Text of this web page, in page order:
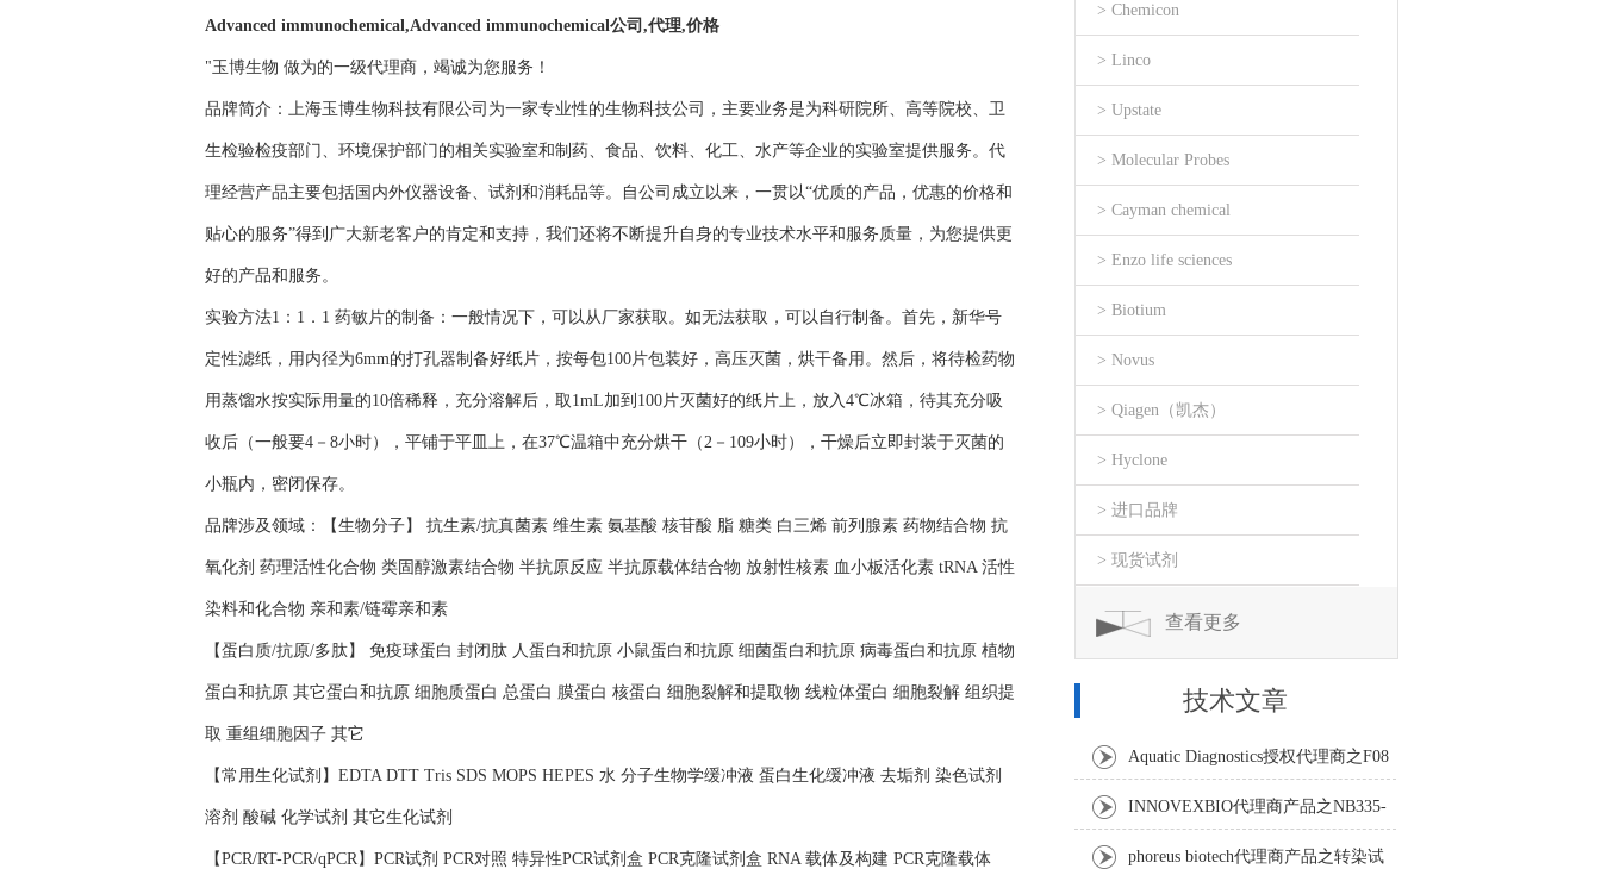
Advanced immunochemical,Advanced immunochemical公司,代理,价格
"玉博生物 做为的一级代理商，竭诚为您服务！
品牌简介：上海玉博生物科技有限公司为一家专业性的生物科技公司，主要业务是为科研院所、高等院校、卫
生检验检疫部门、环境保护部门的相关实验室和制药、食品、饮料、化工、水产等企业的实验室提供服务。代
理经营产品主要包括国内外仪器设备、试剂和消耗品等。自公司成立以来，一贯以“优质的产品，优惠的价格和
贴心的服务”得到广大新老客户的肯定和支持，我们还将不断提升自身的专业技术水平和服务质量，为您提供更
好的产品和服务。
实验方法1：1．1 药敏片的制备：一般情况下，可以从厂家获取。如无法获取，可以自行制备。首先，新华号
定性滤纸，用内径为6mm的打孔器制备好纸片，按每包100片包装好，高压灭菌，烘干备用。然后，将待检药物
用蒸馏水按实际用量的10倍稀释，充分溶解后，取1mL加到100片灭菌好的纸片上，放入4℃冰箱，待其充分吸
收后（一般要4－8小时），平铺于平皿上，在37℃温箱中充分烘干（2－109小时），干燥后立即封装于灭菌的
小瓶内，密闭保存。
品牌涉及领域：【生物分子】 抗生素/抗真菌素 维生素 氨基酸 核苷酸 脂 糖类 白三烯 前列腺素 药物结合物 抗
氧化剂 药理活性化合物 类固醇激素结合物 半抗原反应 半抗原载体结合物 放射性核素 血小板活化素 tRNA 活性
染料和化合物 亲和素/链霉亲和素
【蛋白质/抗原/多肽】 免疫球蛋白 封闭肽 人蛋白和抗原 小鼠蛋白和抗原 细菌蛋白和抗原 病毒蛋白和抗原 植物
蛋白和抗原 其它蛋白和抗原 细胞质蛋白 总蛋白 膜蛋白 核蛋白 细胞裂解和提取物 线粒体蛋白 细胞裂解 组织提
取 重组细胞因子 其它
【常用生化试剂】EDTA DTT Tris SDS MOPS HEPES 水 分子生物学缓冲液 蛋白生化缓冲液 去垢剂 染色试剂
溶剂 酸碱 化学试剂 其它生化试剂
【PCR/RT-PCR/qPCR】PCR试剂 PCR对照 特异性PCR试剂盒 PCR克隆试剂盒 RNA 载体及构建 PCR克隆载体
> Chemicon
> Linco
> Upstate
> Molecular Probes
> Cayman chemical
> Enzo life sciences
> Biotium
> Novus
> Qiagen（凯杰）
> Hyclone
> 进口品牌
> 现货试剂
查看更多
技术文章
Aquatic Diagnostics授权代理商之F08
Anti-Turbot IgM monoclonal antibody
INNOVEXBIO代理商产品之NB335-
60-60ML Fc Receptor Blocker – Azide-Free
phoreus biotech代理商产品之转染试